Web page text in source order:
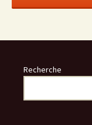
Recherche